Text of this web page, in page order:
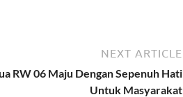
NEXT ARTICLE
RW 06 Maju Dengan Sepenuh Hati
Untuk Masyarakat